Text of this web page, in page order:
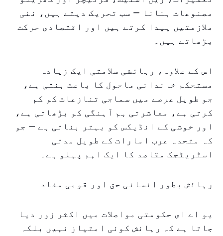
مصنوعات بنانا — سب تحریک دیتے ہیں، نئی
ملازمتیں پیدا کرتے ہیں اور اقتصادی حرکت
بڑھاتے ہیں۔
اس کے علاوہ، رہائشی سلامتی ایک زیادہ
مستحکم خاندانی ماحول کا باعث بنتی ہے،
جو طویل عرصے میں سماجی تنازعات کو کم
کرتی ہے، معاشرتی ہم آہنگی کو بڑھاتی ہے،
اور خوشی کے انڈیکس کو بہتر بناتی ہے — جو
کہ متحدہ عرب امارات کے طویل مدتی
اسٹریٹجک مقاصد کا ایک اہم پہلو ہے۔
رہائش بطور انسانی حق اور قومی مفاد
یو اے ای حکومتی مواصلات میں اکثر زور دیا
جاتا ہے کہ رہائش کوئی امتیاز نہیں بلکہ